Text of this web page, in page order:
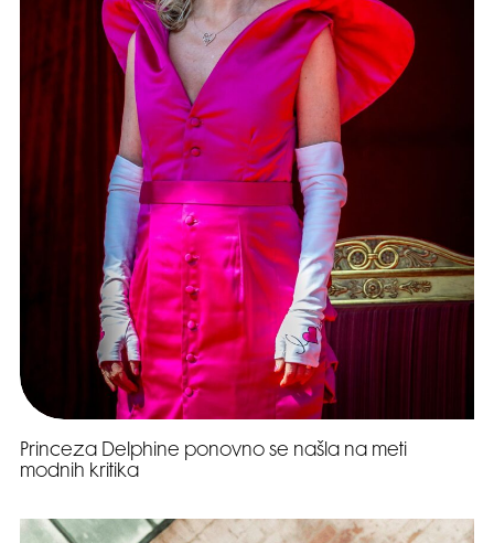
Princeza Delphine ponovno se našla na meti
modnih kritika